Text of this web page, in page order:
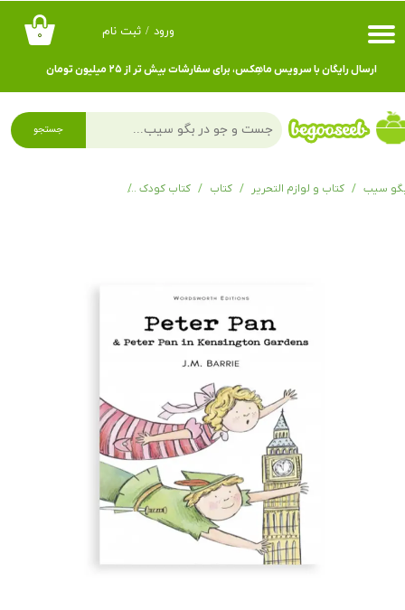
۰ ورود / ثبت نام
حساب کاربری من
تغییر گذر واژه
سفارشات
ارسال رایگان با سرویس ماهِکس، برای سفارشات بیش تر از ۲۵ میلیون تومان
جستجو
سیب کتاب و لوازم التحریر کتاب کتاب کودک